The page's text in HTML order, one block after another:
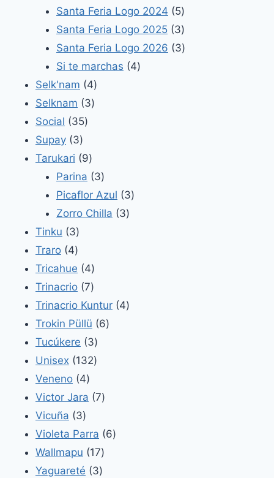
productos
Santa Feria Logo 2024 55
productos
Santa Feria Logo 2025 33
productos
Santa Feria Logo 2026 33
Si te marchas 44
Selk'nam 44
productos
Selknam 33
Social 3535
Supay 33
productos
Tarukari 99
productos
Parina 33
productos
Picaflor Azul 33
Zorro Chilla 33
Tinku 33
productos
Traro 44
productos
Tricahue 44
productos
Trinacrio 77
productos
Trinacrio Kuntur 44
Trokin Püllü 66
Tucúkere 33
productos
Unisex 132132
Veneno 44
productos
Victor Jara 77
Vicuña 33
productos
Violeta Parra 66
Wallmapu 1717
productos
Yaguareté 33